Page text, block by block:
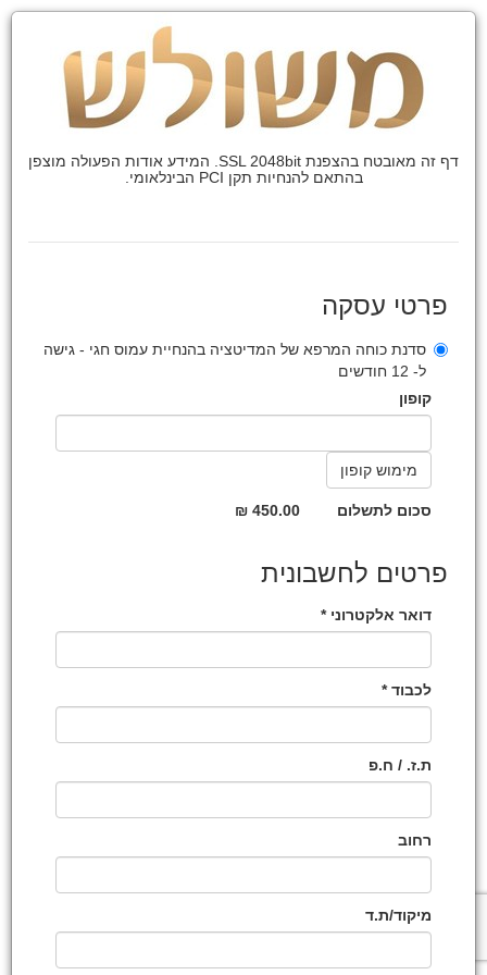
דף זה מאובטח בהצפנת SSL 2048bit. המידע אודות הפעולה מוצפן
בהתאם להנחיות תקן PCI הבינלאומי.
פרטי עסקה
סדנת כוחה המרפא של המדיטציה בהנחיית עמוס חגי - גישה
ל- 12 חודשים
קופון
סכום לתשלום 450.00 ₪
פרטים לחשבונית
דואר אלקטרוני *
לכבוד *
ת.ז. / ח.פ
רחוב
מיקוד/ת.ד